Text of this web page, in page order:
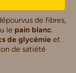
de fibres,
le pain blanc.
de glycémie et
de satiété